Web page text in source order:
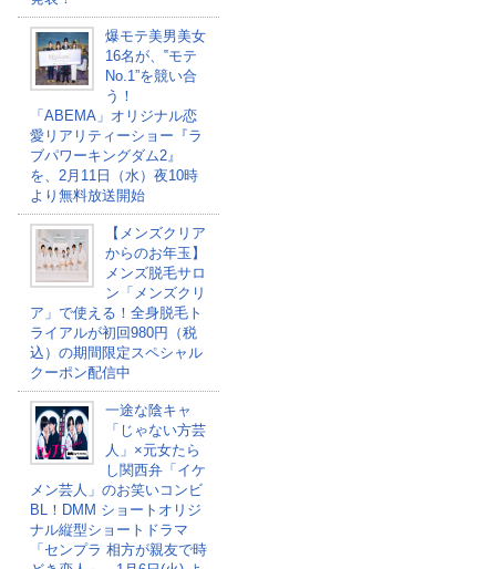
爆モテ美男美女
16名が、‟モテ
No.1”を競い合
う！
「ABEMA」オリジナル恋
愛リアリティーショー『ラ
ブパワーキングダム2』
を、2月11日（水）夜10時
より無料放送開始
【メンズクリア
からのお年玉】
メンズ脱毛サロ
ン「メンズクリ
ア」で使える！全身脱毛ト
ライアルが初回980円（税
込）の期間限定スペシャル
クーポン配信中
一途な陰キャ
「じゃない方芸
人」×元女たら
し関西弁「イケ
メン芸人」のお笑いコンビ
BL！DMM ショートオリジ
ナル縦型ショートドラマ
「センプラ 相方が親友で時